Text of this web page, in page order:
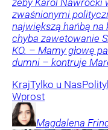
żeby Karol Nawrocki
zwaśnionymi
największą hańbą
chyba zawetowanie
KO. – Mamy głowę
dumni – kontruje
KrajTylko u Nas
Wprost
Magdalena